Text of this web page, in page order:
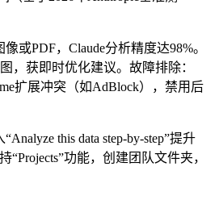
或PDF，Claude分析精度达98%。
，获即时优化建议。故障排除：
扩展冲突（如AdBlock），禁用后
this data step-by-step”提升
“Projects”功能，创建团队文件夹，